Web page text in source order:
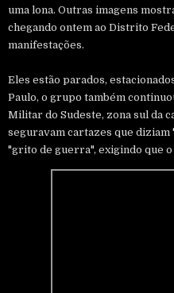
uma lona. Outras imagens
chegando ontem ao Distrito
manifestações.
Eles estão parados,
Paulo, o grupo também
Militar do Sudeste, zona sul da
seguravam cartazes que diziam
"grito de guerra", exigindo que